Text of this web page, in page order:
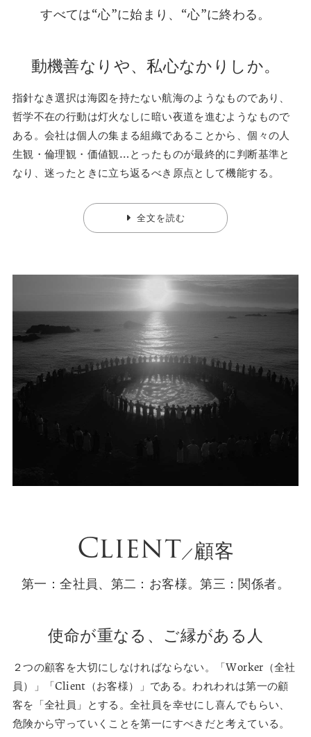
すべては“心”に始まり、“心”に終わる。
動機善なりや、私心なかりしか。
指針なき選択は海図を持たない航海のようなものであり、
哲学不在の行動は灯火なしに暗い夜道を進むようなもので
ある。会社は個人の集まる組織であることから、個々の人
生観・倫理観・価値観…とったものが最終的に判断基準と
なり、迷ったときに立ち返るべき原点として機能する。
全文を読む
Client／顧客
第一：全社員、第二：お客様。第三：関係者。
使命が重なる、ご縁がある人
２つの顧客を大切にしなければならない。「Worker（全社
員）」「Client（お客様）」である。われわれは第一の顧
客を「全社員」とする。全社員を幸せにし喜んでもらい、
危険から守っていくことを第一にすべきだと考えている。